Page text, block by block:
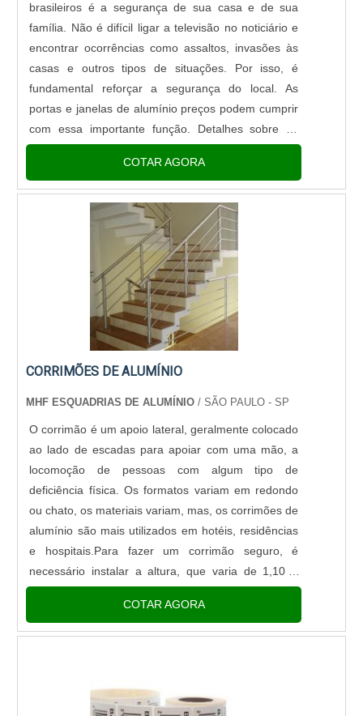
brasileiros é a segurança de sua casa e de sua
família. Não é difícil ligar a televisão no noticiário e
encontrar ocorrências como assaltos, invasões às
casas e outros tipos de situações. Por isso, é
fundamental reforçar a segurança do local. As
portas e janelas de alumínio preços podem cumprir
com essa importante função. Detalhes sobre as
portas e janelas de alumínio preços Como são
COTAR AGORA
CORRIMÕES DE ALUMÍNIO
MHF ESQUADRIAS DE ALUMÍNIO / SÃO PAULO - SP
O corrimão é um apoio lateral, geralmente colocado
ao lado de escadas para apoiar com uma mão, a
locomoção de pessoas com algum tipo de
deficiência física. Os formatos variam em redondo
ou chato, os materiais variam, mas, os corrimões de
alumínio são mais utilizados em hotéis, residências
e hospitais.Para fazer um corrimão seguro, é
necessário instalar a altura, que varia de 1,10 a
1,20 metros de altura, em escadas e rampas de
acesso, salvo pa....
COTAR AGORA